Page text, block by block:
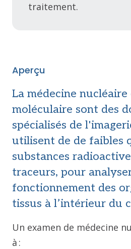
traitement.
Aperçu
La médecine
moléculaire sont des
spécialisés de
utilisent de de faibles
substances
traceurs, pour
fonctionnement des
tissus à l’intérieur du
Un examen de médecine
à :